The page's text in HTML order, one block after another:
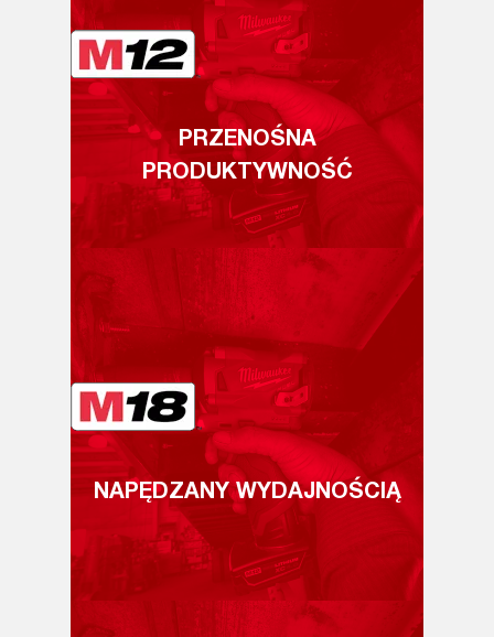
PRZENOŚNA
PRODUKTYWNOŚĆ
NAPĘDZANY WYDAJNOŚCIĄ